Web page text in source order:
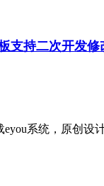
支持二次开发修
系统，原创